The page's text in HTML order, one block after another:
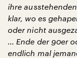
ihre
klar, wo es
oder nicht
… Ende der 90er
endlich mal